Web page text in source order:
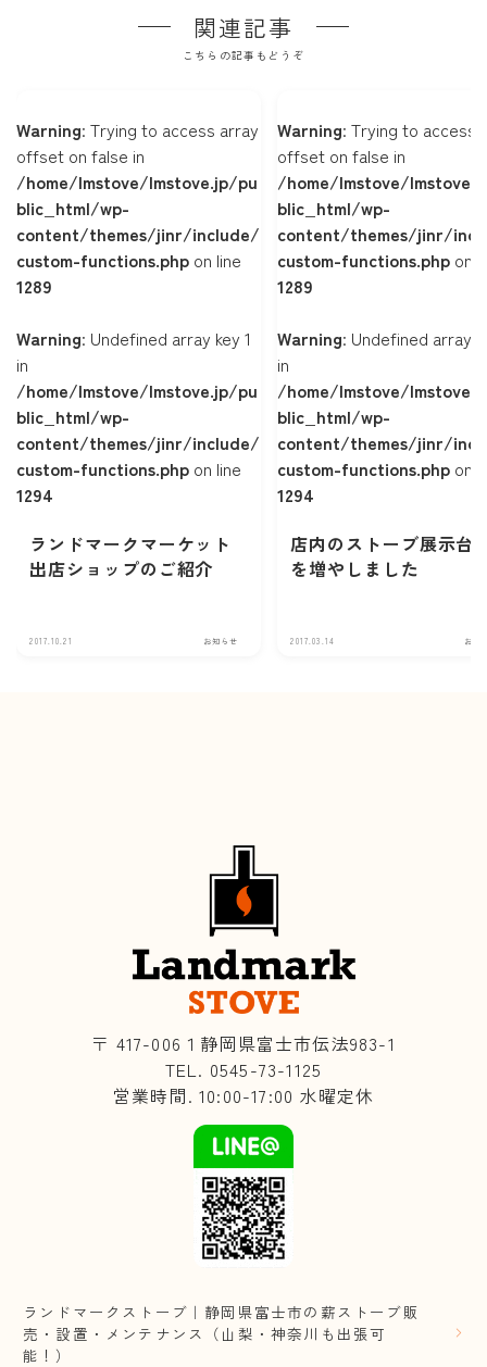
関連記事
こちらの記事もどうぞ
Warning: Trying to access array
offset on false in
/home/lmstove/lmstove.jp/pu
blic_html/wp-
content/themes/jinr/include/
custom-functions.php on line
1289
Warning: Undefined array key 1
in
/home/lmstove/lmstove.jp/pu
blic_html/wp-
content/themes/jinr/include/
custom-functions.php on line
1294
ランドマークマーケット
出店ショップのご紹介
2017.10.21 お知らせ
Warning: Trying to access
offset on false in
/home/lmstove/
blic_html/wp-
content/themes/jinr/
custom-functions.php on
1289
Warning: Undefined array
in
/home/lmstove/
blic_html/wp-
content/themes/jinr/
custom-functions.php on
1294
店内のストーブ展示台
を増やしました
2017.03.14 お知
〒 417-006１静岡県富士市伝法983-1
TEL. 0545-73-1125
営業時間. 10:00-17:00 水曜定休
ランドマークストーブ｜静岡県富士市の薪ストーブ販
売・設置・メンテナンス（山梨・神奈川も出張可
能！）